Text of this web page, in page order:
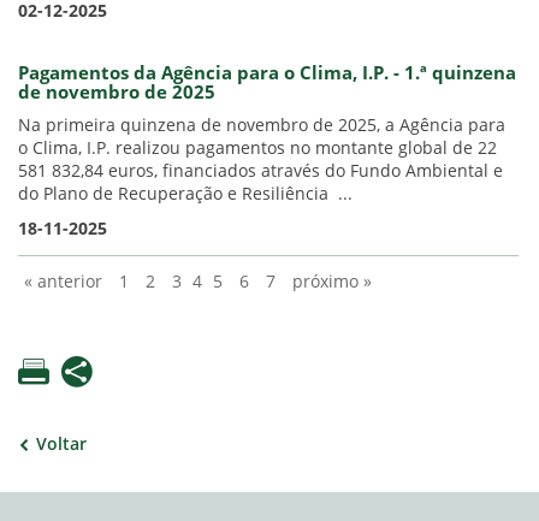
02-12-2025
Pagamentos da Agência para o Clima, I.P. - 1.ª quinzena
de novembro de 2025
Na primeira quinzena de novembro de 2025, a Agência para
o Clima, I.P. realizou pagamentos no montante global de 22
581 832,84 euros, financiados através do Fundo Ambiental e
do Plano de Recuperação e Resiliência ...
18-11-2025
« anterior 1 2 3 4 5 6 7 próximo »
Voltar